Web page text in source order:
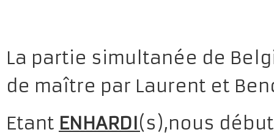
La partie simultanée de
de maître par Laurent et
Etant ENHARDI(s),nous